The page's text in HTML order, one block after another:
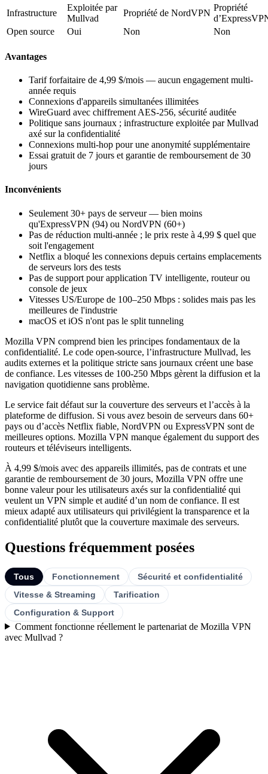
Infrastructure
Exploitée par
Mullvad
Propriété de NordVPN
Propriété
Open source
Oui Non Non
Avantages
Tarif forfaitaire de 4,99 $/mois — aucun engagement multi-
année requis
Connexions d'appareils simultanées illimitées
WireGuard avec chiffrement AES-256, sécurité auditée
Politique sans journaux ; infrastructure exploitée par Mullvad
axé sur la confidentialité
Connexions multi-hop pour une anonymité supplémentaire
Essai gratuit de 7 jours et garantie de remboursement de 30
jours
Inconvénients
Seulement 30+ pays de serveur — bien moins
qu'ExpressVPN (94) ou NordVPN (60+)
Pas de réduction multi-année ; le prix reste à 4,99 $ quel que
soit l'engagement
Netflix a bloqué les connexions depuis certains emplacements
de serveurs lors des tests
Pas de support pour application TV intelligente, routeur ou
console de jeux
Vitesses US/Europe de 100–250 Mbps : solides mais pas les
meilleures de l'industrie
macOS et iOS n'ont pas le split tunneling
Mozilla VPN comprend bien les principes fondamentaux de la
confidentialité. Le code open-source, l’infrastructure Mullvad, les
audits externes et la politique stricte sans journaux créent une base
de confiance. Les vitesses de 100-250 Mbps gèrent la diffusion et la
navigation quotidienne sans problème.
Le service fait défaut sur la couverture des serveurs et l’accès à la
plateforme de diffusion. Si vous avez besoin de serveurs dans 60+
pays ou d’accès Netflix fiable, NordVPN ou ExpressVPN sont de
meilleures options. Mozilla VPN manque également du support des
routeurs et téléviseurs intelligents.
À 4,99 $/mois avec des appareils illimités, pas de contrats et une
garantie de remboursement de 30 jours, Mozilla VPN offre une
bonne valeur pour les utilisateurs axés sur la confidentialité qui
veulent un VPN simple et audité d’un nom de confiance. Il est
mieux adapté aux utilisateurs qui privilégient la transparence et la
confidentialité plutôt que la couverture maximale des serveurs.
Questions fréquemment posées
Tous Fonctionnement
Sécurité et confidentialité
Vitesse & Streaming
Tarification
Configuration & Support
Comment fonctionne réellement le partenariat de Mozilla VPN
avec Mullvad ?